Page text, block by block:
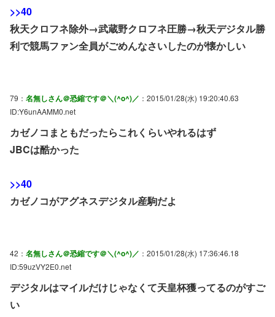
>>40
秋天クロフネ除外→武蔵野クロフネ圧勝→秋天デジタル勝
利で競馬ファン全員がごめんなさいしたのが懐かしい
79： 名無しさん＠恐縮です＠＼(^o^)／ ：2015/01/28(水) 19:20:40.63
ID:Y6unAAMM0.net
カゼノコまともだったらこれくらいやれるはず
JBCは酷かった
>>40
カゼノコがアグネスデジタル産駒だよ
42： 名無しさん＠恐縮です＠＼(^o^)／ ：2015/01/28(水) 17:36:46.18
ID:59uzVY2E0.net
デジタルはマイルだけじゃなくて天皇杯獲ってるのがすご
い